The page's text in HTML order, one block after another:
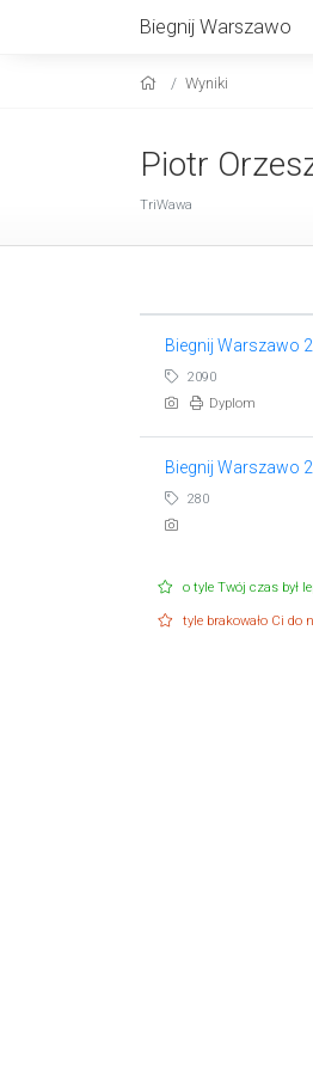
Biegnij Warszawo
Wyniki
Piotr
TriWawa
Biegnij Warszawo
2090
Dyplom
Biegnij Warszawo
280
o tyle Twój czas był
tyle brakowało Ci do